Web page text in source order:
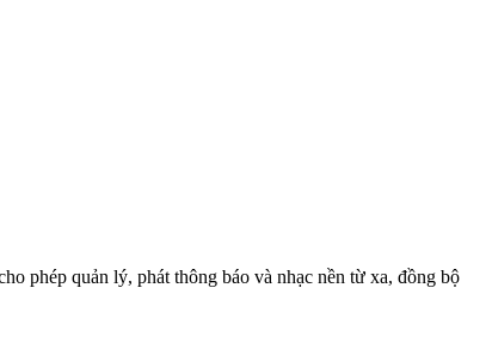
phép quản lý, phát thông báo và nhạc nền từ xa, đồng bộ